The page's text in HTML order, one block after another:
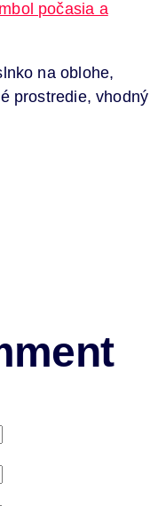
na oblohe,
prostredie, vhodný